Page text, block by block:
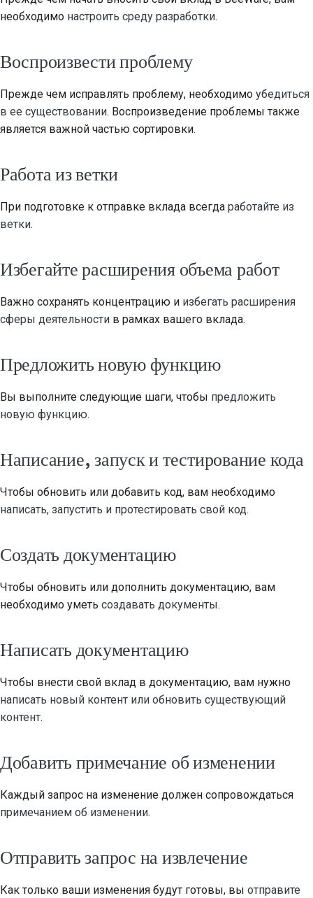
необходимо настроить среду разработки.
Воспроизвести проблему
Прежде чем исправлять проблему, необходимо убедиться
в ее существовании. Воспроизведение проблемы также
является важной частью сортировки.
Работа из ветки
При подготовке к отправке вклада всегда работайте из
ветки.
Избегайте расширения объема работ
Важно сохранять концентрацию и избегать расширения
сферы деятельности в рамках вашего вклада.
Предложить новую функцию
Вы выполните следующие шаги, чтобы предложить
новую функцию.
Написание, запуск и тестирование кода
Чтобы обновить или добавить код, вам необходимо
написать, запустить и протестировать свой код.
Создать документацию
Чтобы обновить или дополнить документацию, вам
необходимо уметь создавать документы.
Написать документацию
Чтобы внести свой вклад в документацию, вам нужно
написать новый контент или обновить существующий
контент.
Добавить примечание об изменении
Каждый запрос на изменение должен сопровождаться
примечанием об изменении.
Отправить запрос на извлечение
Как только ваши изменения будут готовы, вы отправите